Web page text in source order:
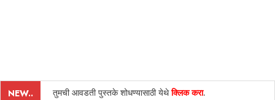
NEW.. तुमची आवडती पुस्तके शोधण्यासाठी येथेक्लिक करा.